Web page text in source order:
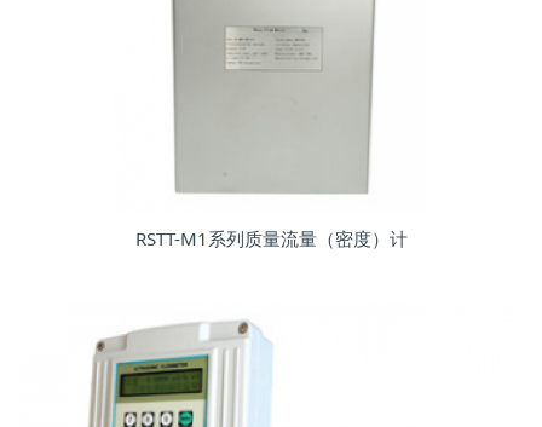
RSTT-M1系列质量流量（密度）计